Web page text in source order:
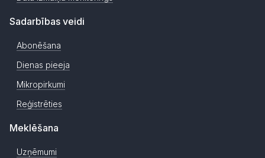
Sadarbības veidi
Abonēšana
Dienas pieeja
Mikropirkumi
Reģistrēties
Meklēšana
Uzņēmumi